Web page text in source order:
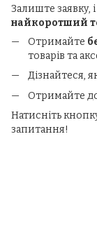
Залиште заявку,
найкоротший
Отримайте
товарів та
Дізнайтеся,
Отримайте
Натисніть
запитання!